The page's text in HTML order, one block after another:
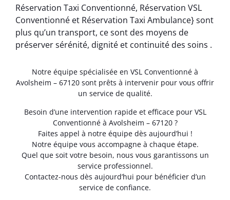
Réservation Taxi Conventionné, Réservation VSL
Conventionné et Réservation Taxi Ambulance} sont
plus qu’un transport, ce sont des moyens de
préserver sérénité, dignité et continuité des soins .
Notre équipe spécialisée en VSL Conventionné à
Avolsheim – 67120 sont prêts à intervenir pour vous offrir
un service de qualité.
Besoin d’une intervention rapide et efficace pour VSL
Conventionné à Avolsheim – 67120 ?
Faites appel à notre équipe dès aujourd’hui !
Notre équipe vous accompagne à chaque étape.
Quel que soit votre besoin, nous vous garantissons un
service professionnel.
Contactez-nous dès aujourd’hui pour bénéficier d’un
service de confiance.